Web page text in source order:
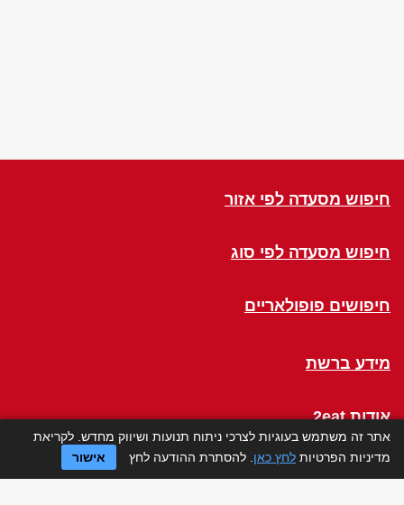
חיפוש מסעדה לפי אזור
חיפוש מסעדה לפי סוג
חיפושים פופולאריים
מידע ברשת
אודות 2eat
Click a Table
אתר זה משתמש בעוגיות לצרכי ניתוח תנועות ושיווק מחדש. לקריאת
מדיניות הפרטיות לחץ כאן . להסתרת ההודעה לחץ אישור